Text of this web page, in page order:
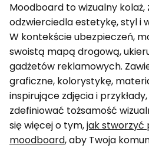
Moodboard to wizualny
odzwierciedla estetykę, styl i
W kontekście ubezpieczeń,
swoistą mapą drogową,
gadżetów reklamowych.
graficzne, kolorystykę,
inspirujące zdjęcia i
zdefiniować tożsamość
się więcej o tym,jak stworzyć
moodboard, aby Twoja